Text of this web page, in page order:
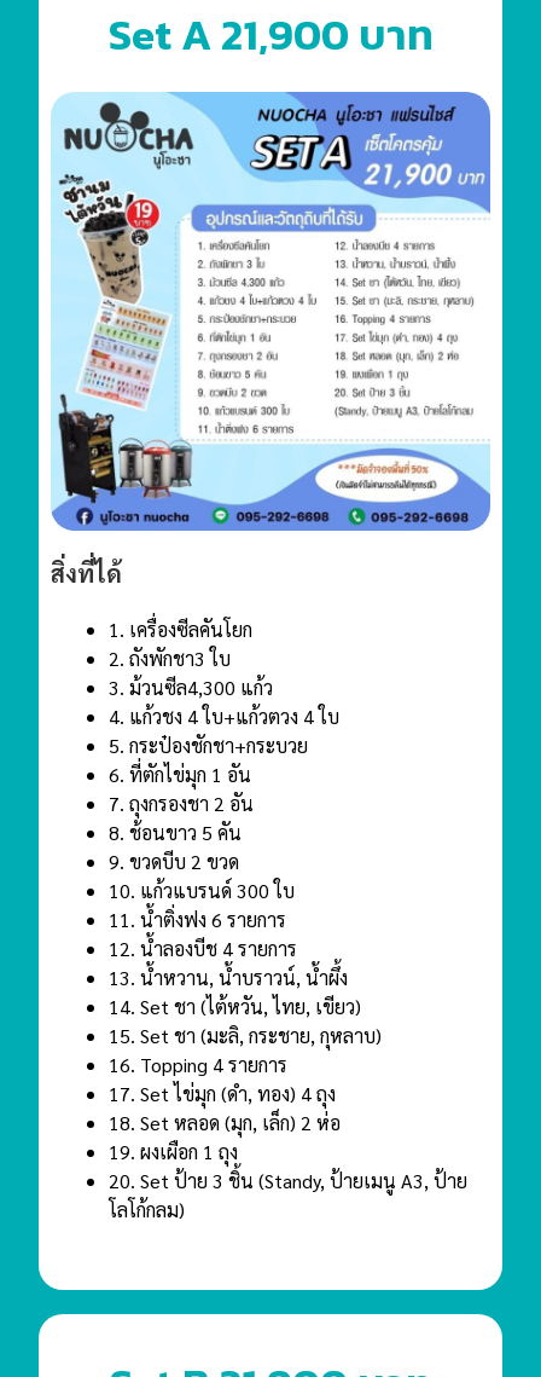
Set A 21,900 บาท
สิ่งที่ได้
1. เครื่องซีลคันโยก
2. ถังพักชา3 ใบ
3. ม้วนซีล4,300 แก้ว
4. แก้วชง 4 ใบ+แก้วตวง 4 ใบ
5. กระป๋องชักชา+กระบวย
6. ที่ตักไข่มุก 1 อัน
7. ถุงกรองชา 2 อัน
8. ช้อนขาว 5 คัน
9. ขวดบีบ 2 ขวด
10. แก้วแบรนด์ 300 ใบ
11. น้ําติ่งฟง 6 รายการ
12. น้ําลองบีช 4 รายการ
13. น้ําหวาน, น้ําบราวน์, น้ําผึ้ง
14. Set ชา (ไต้หวัน, ไทย, เขียว)
15. Set ชา (มะลิ, กระชาย, กุหลาบ)
16. Topping 4 รายการ
17. Set ไข่มุก (ดํา, ทอง) 4 ถุง
18. Set หลอด (มุก, เล็ก) 2 ห่อ
19. ผงเผือก 1 ถุง
20. Set ป้าย 3 ชิ้น(Standy, ป้ายเมนู A3, ป้าย
โลโก้กลม)